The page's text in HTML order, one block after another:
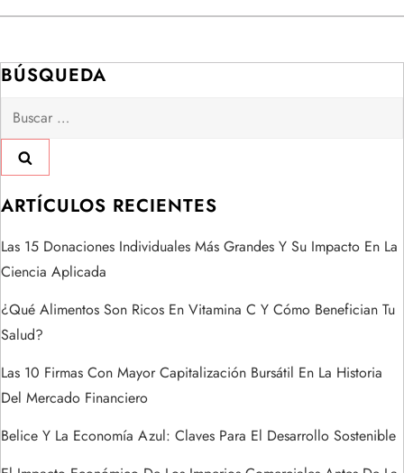
g
a
c
i
ó
n
d
e
e
BÚSQUEDA
Buscar:
ARTÍCULOS RECIENTES
Las 15 Donaciones Individuales Más Grandes Y Su Impacto En La
Ciencia Aplicada
¿Qué Alimentos Son Ricos En Vitamina C Y Cómo Benefician Tu
Salud?
Las 10 Firmas Con Mayor Capitalización Bursátil En La Historia
Del Mercado Financiero
Belice Y La Economía Azul: Claves Para El Desarrollo Sostenible